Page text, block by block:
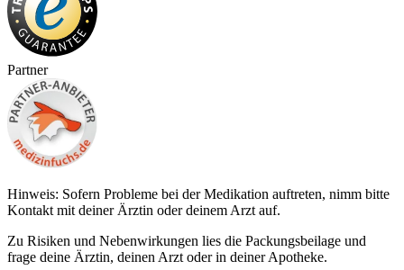
Partner
Hinweis: Sofern Probleme bei der Medikation auftreten, nimm bitte
Kontakt mit deiner Ärztin oder deinem Arzt auf.
Zu Risiken und Nebenwirkungen lies die Packungsbeilage und
frage deine Ärztin, deinen Arzt oder in deiner Apotheke.